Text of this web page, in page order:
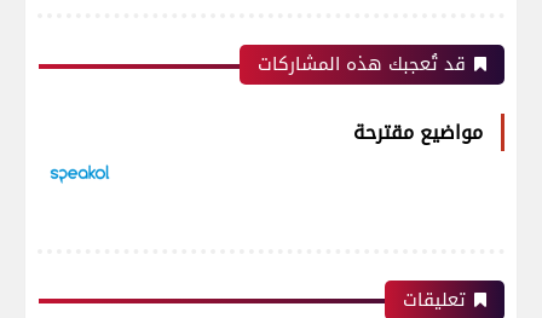
قد تُعجبك هذه المشاركات
مواضيع مقترحة
تعليقات